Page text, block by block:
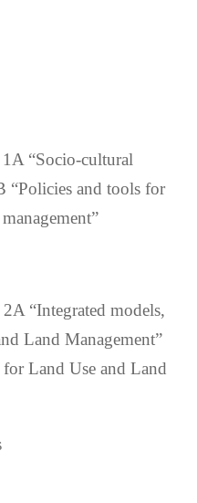
“Socio-cultural
“Policies and tools for
“Integrated models,
Land Management”
for Land Use and Land